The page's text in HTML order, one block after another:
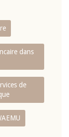
dans
de